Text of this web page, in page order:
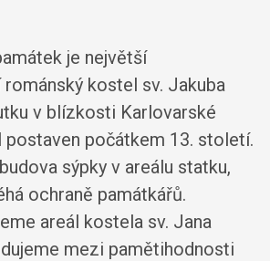
je největší
kostel sv. Jakuba
v blízkosti Karlovarské
postaven počátkem 13. století.
sýpky v areálu statku,
ochraně památkářů.
areál kostela sv. Jana
mezi pamětihodnosti